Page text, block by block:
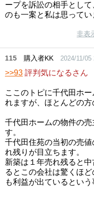
ープを訴訟の相手とし
のも一案と私は思ってい
非表
115 購入者KK 2024/11/05
>>93 評判気になるさん
ここのトピに千代田ホ
れますが、ほとんどの方
千代田ホームの物件の
す。
千代田住苑の当初の売
れ残りが目立ちます。
新築は１年売れ残ると
るとこの会社は驚くほ
も利益が出ているという